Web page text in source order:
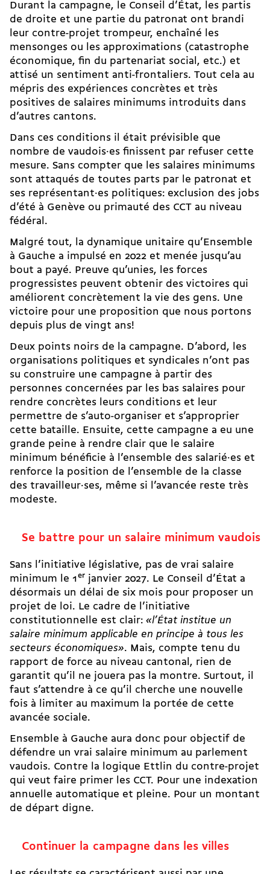
Durant la campagne, le Conseil d’État, les partis
de droite et une partie du patronat ont brandi
leur contre-projet trompeur, enchaîné les
mensonges ou les approximations (catastrophe
économique, fin du partenariat social, etc.) et
attisé un sentiment anti-frontaliers. Tout cela au
mépris des expériences concrètes et très
positives de salaires minimums introduits dans
d’autres cantons.
Dans ces conditions il était prévisible que
nombre de vaudois·es finissent par refuser cette
mesure. Sans compter que les salaires minimums
sont attaqués de toutes parts par le patronat et
ses représentant·es politiques: exclusion des jobs
d’été à Genève ou primauté des CCT au niveau
fédéral.
Malgré tout, la dynamique unitaire qu’Ensemble
à Gauche a impulsé en 2022 et menée jusqu’au
bout a payé. Preuve qu’unies, les forces
progressistes peuvent obtenir des victoires qui
améliorent concrètement la vie des gens. Une
victoire pour une proposition que nous portons
depuis plus de vingt ans!
Deux points noirs de la campagne. D’abord, les
organisations politiques et syndicales n’ont pas
su construire une campagne à partir des
personnes concernées par les bas salaires pour
rendre concrètes leurs conditions et leur
permettre de s’auto-organiser et s’approprier
cette bataille. Ensuite, cette campagne a eu une
grande peine à rendre clair que le salaire
minimum bénéficie à l’ensemble des salarié·es et
renforce la position de l’ensemble de la classe
des travailleur·ses, même si l’avancée reste très
modeste.
Se battre pour un salaire minimum vaudois
Sans l’initiative législative, pas de vrai salaire
minimum le 1er janvier 2027. Le Conseil d’État a
désormais un délai de six mois pour proposer un
projet de loi. Le cadre de l’initiative
constitutionnelle est clair: «l’État institue un
salaire minimum applicable en principe à tous les
secteurs économiques». Mais, compte tenu du
rapport de force au niveau cantonal, rien de
garantit qu’il ne jouera pas la montre. Surtout, il
faut s’attendre à ce qu’il cherche une nouvelle
fois à limiter au maximum la portée de cette
avancée sociale.
Ensemble à Gauche aura donc pour objectif de
défendre un vrai salaire minimum au parlement
vaudois. Contre la logique Ettlin du contre-projet
qui veut faire primer les CCT. Pour une indexation
annuelle automatique et pleine. Pour un montant
de départ digne.
Continuer la campagne dans les villes